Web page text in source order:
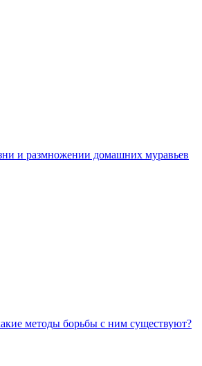
и размножении домашних муравьев
методы борьбы с ним существуют?